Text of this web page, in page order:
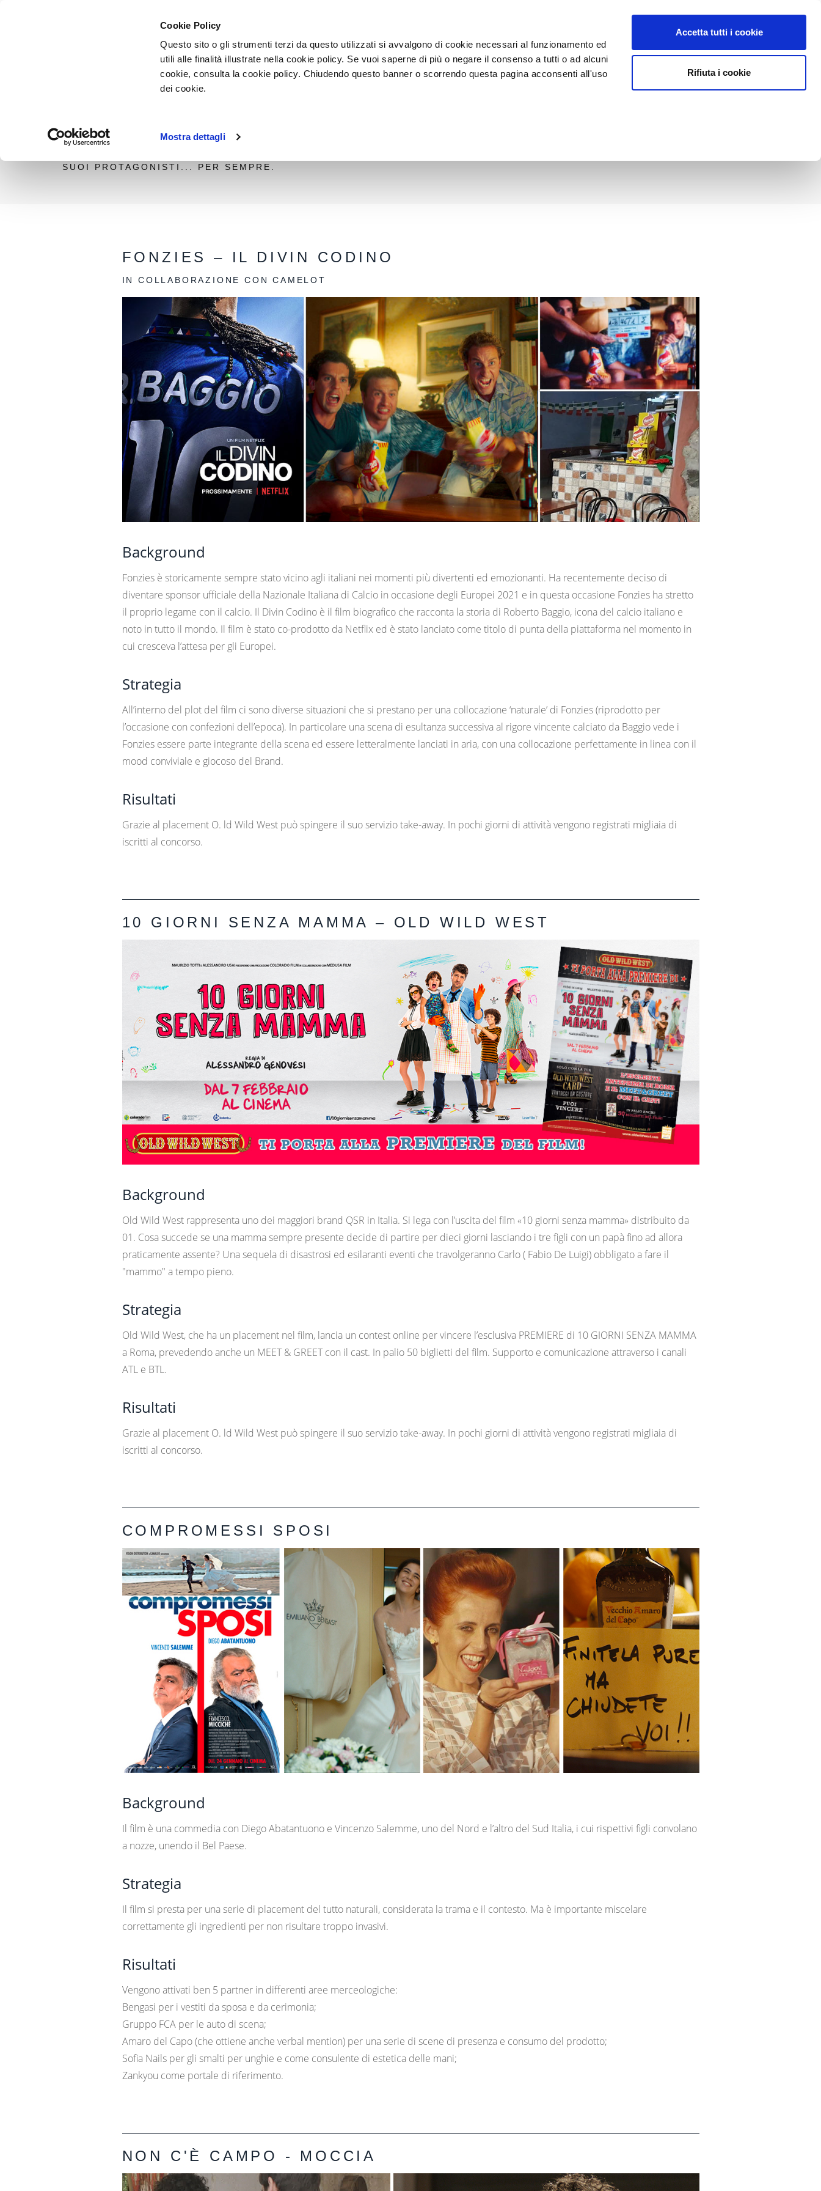
Cookie Policy
Questo sito o gli strumenti terzi da questo utilizzati si avvalgono di cookie necessari al funzionamento ed
utili alle finalità illustrate nella cookie policy. Se vuoi saperne di più o negare il consenso a tutti o ad alcuni
cookie, consulta la cookie policy. Chiudendo questo banner o scorrendo questa pagina acconsenti all'uso
dei cookie.
Mostra dettagli
Accetta tutti i cookie
Rifiuta i cookie
BRANDED CONTENT
COMUNICARE ATTRAVERSO IL GRANDE SCHERMO: FASCINO E MAGIA SENZA
SUOI PROTAGONISTI... PER SEMPRE.
FONZIES – IL DIVIN CODINO
IN COLLABORAZIONE CON CAMELOT
Background
Fonzies è storicamente sempre stato vicino agli italiani nei momenti più divertenti ed emozionanti. Ha recentemente deciso di
diventare sponsor ufficiale della Nazionale Italiana di Calcio in occasione degli Europei 2021 e in questa occasione Fonzies ha stretto
il proprio legame con il calcio. Il Divin Codino è il film biografico che racconta la storia di Roberto Baggio, icona del calcio italiano e
noto in tutto il mondo. Il film è stato co-prodotto da Netflix ed è stato lanciato come titolo di punta della piattaforma nel momento in
cui cresceva l’attesa per gli Europei.
Strategia
All’interno del plot del film ci sono diverse situazioni che si prestano per una collocazione ‘naturale’ di Fonzies (riprodotto per
l’occasione con confezioni dell’epoca). In particolare una scena di esultanza successiva al rigore vincente calciato da Baggio vede i
Fonzies essere parte integrante della scena ed essere letteralmente lanciati in aria, con una collocazione perfettamente in linea con il
mood conviviale e giocoso del Brand.
Risultati
Grazie al placement O. ld Wild West può spingere il suo servizio take-away. In pochi giorni di attività vengono registrati migliaia di
iscritti al concorso.
10 GIORNI SENZA MAMMA – OLD WILD WEST
Background
Old Wild West rappresenta uno dei maggiori brand QSR in Italia. Si lega con l’uscita del film «10 giorni senza mamma» distribuito da
01. Cosa succede se una mamma sempre presente decide di partire per dieci giorni lasciando i tre figli con un papà fino ad allora
praticamente assente? Una sequela di disastrosi ed esilaranti eventi che travolgeranno Carlo ( Fabio De Luigi) obbligato a fare il
"mammo" a tempo pieno.
Strategia
Old Wild West, che ha un placement nel film, lancia un contest online per vincere l’esclusiva PREMIERE di 10 GIORNI SENZA MAMMA
a Roma, prevedendo anche un MEET & GREET con il cast. In palio 50 biglietti del film. Supporto e comunicazione attraverso i canali
ATL e BTL.
Risultati
Grazie al placement O. ld Wild West può spingere il suo servizio take-away. In pochi giorni di attività vengono registrati migliaia di
iscritti al concorso.
COMPROMESSI SPOSI
Background
Il film è una commedia con Diego Abatantuono e Vincenzo Salemme, uno del Nord e l’altro del Sud Italia, i cui rispettivi figli convolano
a nozze, unendo il Bel Paese.
Strategia
Il film si presta per una serie di placement del tutto naturali, considerata la trama e il contesto. Ma è importante miscelare
correttamente gli ingredienti per non risultare troppo invasivi.
Risultati
Vengono attivati ben 5 partner in differenti aree merceologiche:
Bengasi per i vestiti da sposa e da cerimonia;
Gruppo FCA per le auto di scena;
Amaro del Capo (che ottiene anche verbal mention) per una serie di scene di presenza e consumo del prodotto;
Sofia Nails per gli smalti per unghie e come consulente di estetica delle mani;
Zankyou come portale di riferimento.
NON C'È CAMPO - MOCCIA